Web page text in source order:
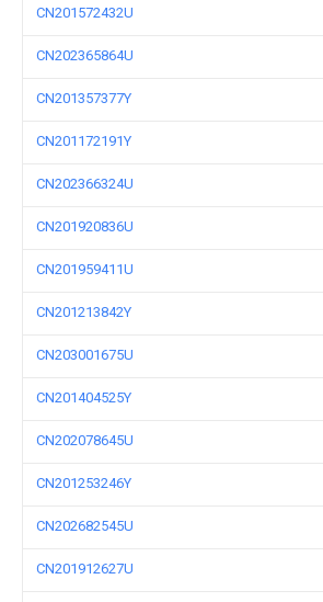
CN201572432U
CN202365864U
CN201357377Y
CN201172191Y
CN202366324U
CN201920836U
CN201959411U
CN201213842Y
CN203001675U
CN201404525Y
CN202078645U
CN201253246Y
CN202682545U
CN201912627U